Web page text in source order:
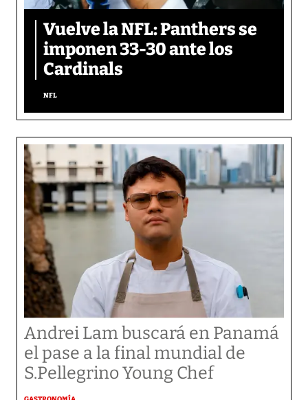
Vuelve la NFL: Panthers se
imponen 33-30 ante los
Cardinals
NFL
Andrei Lam buscará en Panamá
el pase a la final mundial de
S.Pellegrino Young Chef